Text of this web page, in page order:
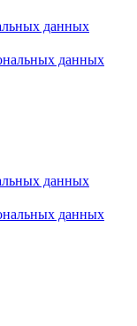
данных
данных
данных
данных